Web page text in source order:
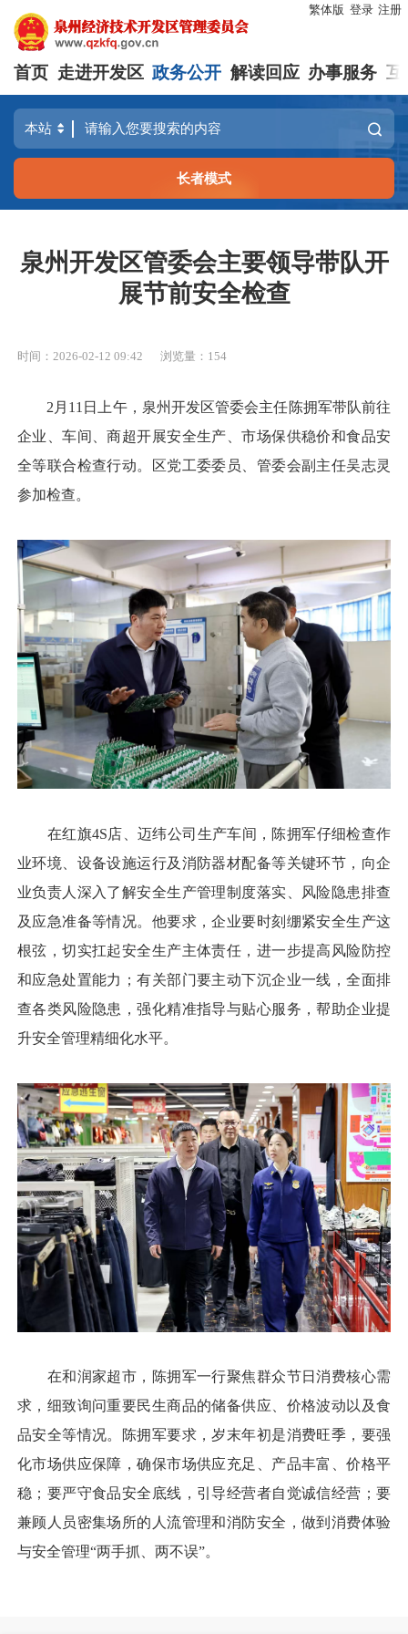
繁体版 登录 注册
首页 走进开发区 政务公开 解读回应 办事服务 互
长者模式
泉州开发区管委会主要领导带队开
展节前安全检查
时间：2026-02-12 09:42 浏览量： 154
2月11日上午，泉州开发区管委会主任陈拥军带队前往
企业、车间、商超开展安全生产、市场保供稳价和食品安
全等联合检查行动。区党工委委员、管委会副主任吴志灵
参加检查。
在红旗4S店、迈纬公司生产车间，陈拥军仔细检查作
业环境、设备设施运行及消防器材配备等关键环节，向企
业负责人深入了解安全生产管理制度落实、风险隐患排查
及应急准备等情况。他要求，企业要时刻绷紧安全生产这
根弦，切实扛起安全生产主体责任，进一步提高风险防控
和应急处置能力；有关部门要主动下沉企业一线，全面排
查各类风险隐患，强化精准指导与贴心服务，帮助企业提
升安全管理精细化水平。
在和润家超市，陈拥军一行聚焦群众节日消费核心需
求，细致询问重要民生商品的储备供应、价格波动以及食
品安全等情况。陈拥军要求，岁末年初是消费旺季，要强
化市场供应保障，确保市场供应充足、产品丰富、价格平
稳；要严守食品安全底线，引导经营者自觉诚信经营；要
兼顾人员密集场所的人流管理和消防安全，做到消费体验
与安全管理“两手抓、两不误”。